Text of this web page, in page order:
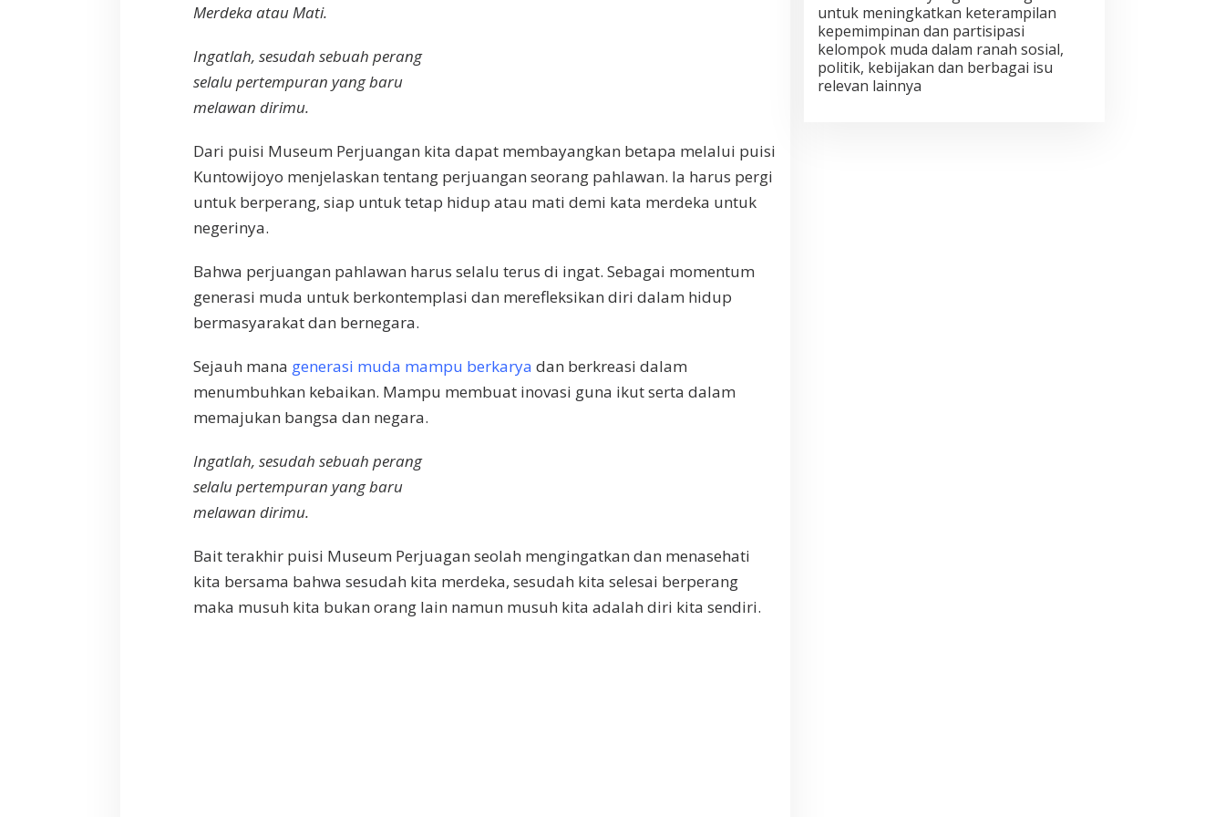
Merdeka atau Mati.
Ingatlah, sesudah sebuah perang
selalu pertempuran yang baru
melawan dirimu.
Dari puisi Museum Perjuangan kita dapat membayangkan betapa melalui puisi
Kuntowijoyo menjelaskan tentang perjuangan seorang pahlawan. Ia harus pergi
untuk berperang, siap untuk tetap hidup atau mati demi kata merdeka untuk
negerinya.
Bahwa perjuangan pahlawan harus selalu terus di ingat. Sebagai momentum
generasi muda untuk berkontemplasi dan merefleksikan diri dalam hidup
bermasyarakat dan bernegara.
Sejauh mana generasi muda mampu berkarya dan berkreasi dalam
menumbuhkan kebaikan. Mampu membuat inovasi guna ikut serta dalam
memajukan bangsa dan negara.
Ingatlah, sesudah sebuah perang
selalu pertempuran yang baru
melawan dirimu.
Bait terakhir puisi Museum Perjuagan seolah mengingatkan dan menasehati
kita bersama bahwa sesudah kita merdeka, sesudah kita selesai berperang
maka musuh kita bukan orang lain namun musuh kita adalah diri kita sendiri.
untuk meningkatkan keterampilan
kepemimpinan dan partisipasi
kelompok muda dalam ranah sosial,
politik, kebijakan dan berbagai isu
relevan lainnya